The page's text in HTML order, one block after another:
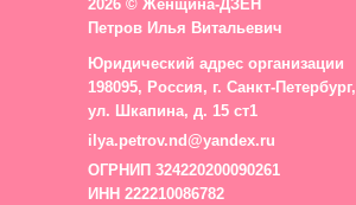
2026 © Женщина-ДЗЕН
Петров Илья Витальевич
ilya.petrov.nd@yandex.ru
ОГРНИП 324220200090261
ИНН 222210086782
Юридический адрес организации
198095, Россия, г. Санкт-Петербург,
ул. Шкапина, д. 15 ст1